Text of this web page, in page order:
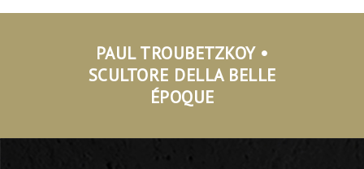
PAUL TROUBETZKOY •
SCULTORE DELLA BELLE
ÉPOQUE